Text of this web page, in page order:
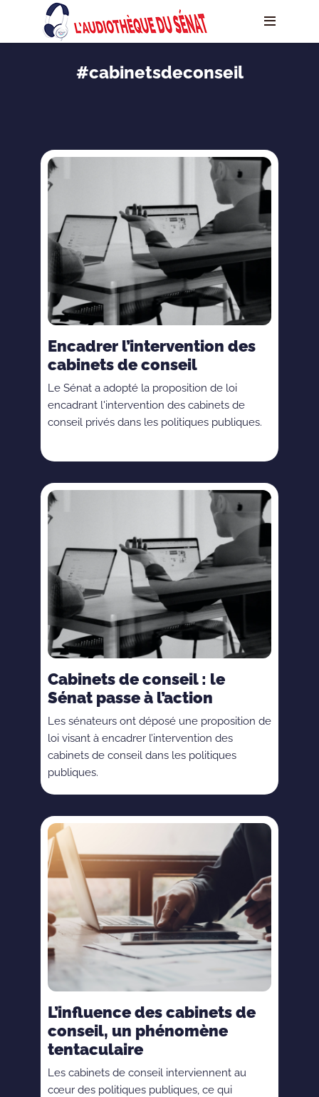
#cabinetsdeconseil
Encadrer l’intervention des
cabinets de conseil
Le Sénat a adopté la proposition de loi
encadrant l'intervention des cabinets de
conseil privés dans les politiques publiques.
Cabinets de conseil : le
Sénat passe à l’action
Les sénateurs ont déposé une proposition de
loi visant à encadrer l’intervention des
cabinets de conseil dans les politiques
publiques.
L’influence des cabinets de
conseil, un phénomène
tentaculaire
Les cabinets de conseil interviennent au
cœur des politiques publiques, ce qui